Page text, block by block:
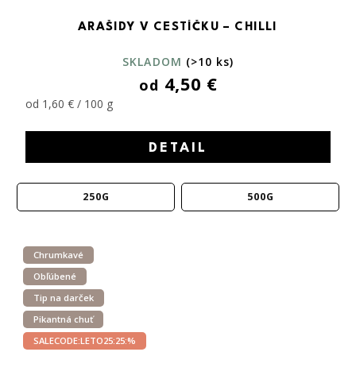
ARAŠIDY V CESTÍČKU – CHILLI
SKLADOM (>10 ks)
od 4,50 €
od 1,60 € / 100 g
DETAIL
250G 500G
Chrumkavé
Obľúbené
Tip na darček
Pikantná chuť
SALECODE:LETO25:25:%